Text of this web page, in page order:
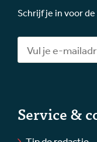
Schrijf je in voor
Service &